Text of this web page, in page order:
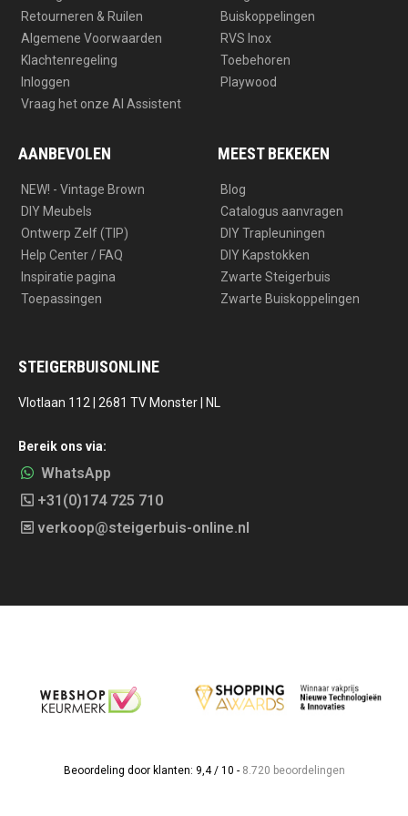
Retourneren & Ruilen
Algemene Voorwaarden
Klachtenregeling
Inloggen
Vraag het onze AI Assistent
Buiskoppelingen
RVS Inox
Toebehoren
Playwood
AANBEVOLEN
NEW! - Vintage Brown
DIY Meubels
Ontwerp Zelf (TIP)
Help Center / FAQ
Inspiratie pagina
Toepassingen
MEEST BEKEKEN
Blog
Catalogus aanvragen
DIY Trapleuningen
DIY Kapstokken
Zwarte Steigerbuis
Zwarte Buiskoppelingen
STEIGERBUISONLINE
Vlotlaan 112 | 2681 TV Monster | NL
Bereik ons via:
WhatsApp
+31(0)174 725 710
verkoop@steigerbuis-online.nl
Beoordeling door klanten: 9,4 / 10 - 8.720 beoordelingen